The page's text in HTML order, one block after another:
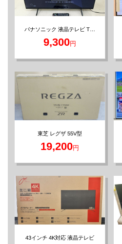
パナソニック 液晶テレビ TH-
9,300円
東芝 レグザ 55V型
19,200円
43インチ 4K対応 液晶テレビ